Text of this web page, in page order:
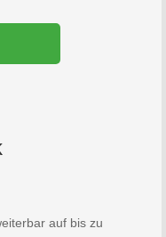
auf bis zu